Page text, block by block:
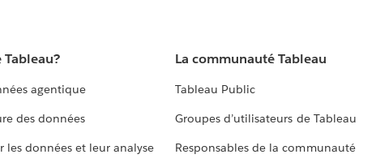
Tableau?
agentique
des données
données et leur analyse
La communauté Tableau
Tableau Public
Groupes d’utilisateurs de Tableau
Responsables de la communauté